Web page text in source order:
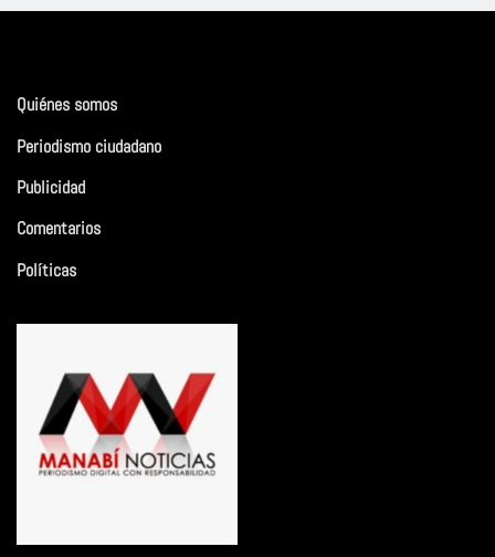
Quiénes somos
Periodismo ciudadano
Publicidad
Comentarios
Políticas